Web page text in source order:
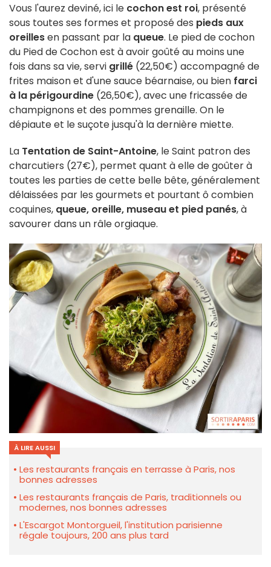
Vous l'aurez deviné, ici le cochon est roi, présenté
sous toutes ses formes et proposé des pieds aux
oreillesen passant par la queue. Le pied de cochon
du Pied de Cochon est à avoir goûté au moins une
fois dans sa vie, servi grillé (22,50€) accompagné de
frites maison et d'une sauce béarnaise, ou bien farci
à la périgourdine (26,50€), avec une fricassée de
champignons et des pommes grenaille. On le
dépiaute et le suçote jusqu'à la dernière miette.
La Tentation de Saint-Antoine, le Saint patron des
charcutiers (27€), permet quant à elle de goûter à
toutes les parties de cette belle bête, généralement
délaissées par les gourmets et pourtant ô combien
coquines, queue, oreille, museau et pied panés, à
savourer dans un râle orgiaque.
À LIRE AUSSI
Les restaurants français en terrasse à Paris, nos
bonnes adresses
Les restaurants français de Paris, traditionnels ou
modernes, nos bonnes adresses
L'Escargot Montorgueil, l'institution parisienne
régale toujours, 200 ans plus tard